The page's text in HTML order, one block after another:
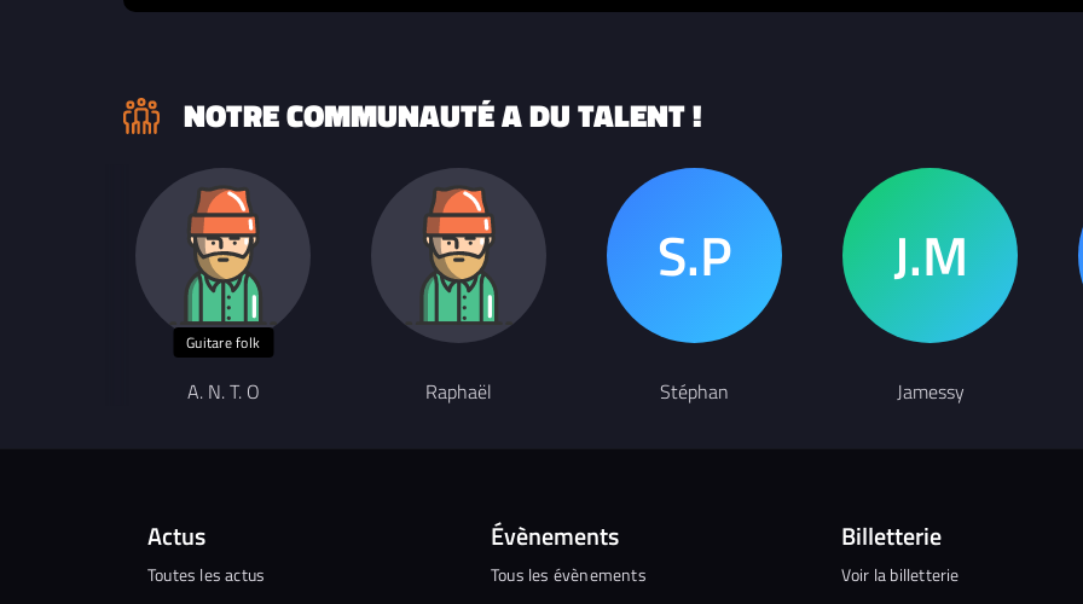
NOTRE COMMUNAUTÉ A DU TALENT !
Guitare folk
A. N. T. O Raphaël Stéphan Jamessy
Actus
Toutes les actus
Évènements
Tous les évènements
Billetterie
Voir la billetterie